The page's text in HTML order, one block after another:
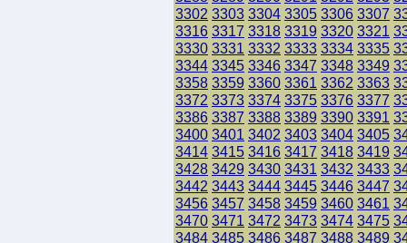
3302 3303 3304 3305 3306 3307
3316 3317 3318 3319 3320 3321
3330 3331 3332 3333 3334 3335
3344 3345 3346 3347 3348 3349
3358 3359 3360 3361 3362 3363
3372 3373 3374 3375 3376 3377
3386 3387 3388 3389 3390 3391
3400 3401 3402 3403 3404 3405
3414 3415 3416 3417 3418 3419
3428 3429 3430 3431 3432 3433
3442 3443 3444 3445 3446 3447
3456 3457 3458 3459 3460 3461
3470 3471 3472 3473 3474 3475
3484 3485 3486 3487 3488 3489